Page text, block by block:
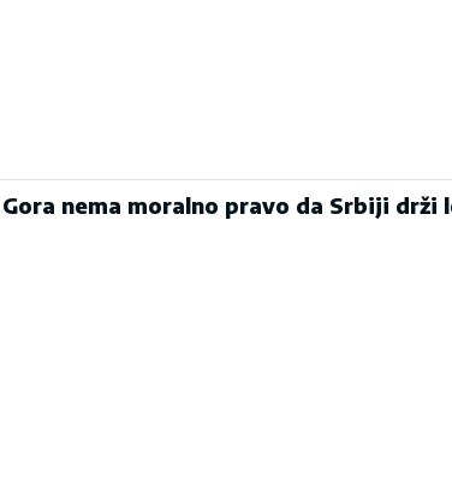
nema moralno pravo da Srbiji drži